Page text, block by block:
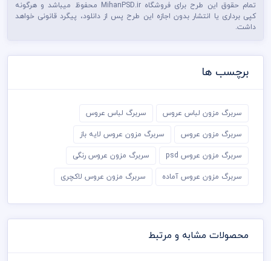
تمام حقوق این طرح برای فروشگاه MihanPSD.ir محفوظ میباشد و هرگونه
کپی برداری یا انتشار بدون اجازه این طرح پس از دانلود، پیگرد قانونی خواهد
داشت.
برچسب ها
سربرگ مزون لباس عروس سربرگ لباس عروس
سربرگ مزون عروس سربرگ مزون عروس لایه باز
سربرگ مزون عروس psd سربرگ مزون عروس رنگی
سربرگ مزون عروس آماده سربرگ مزون عروس لاکچری
محصولات مشابه و مرتبط